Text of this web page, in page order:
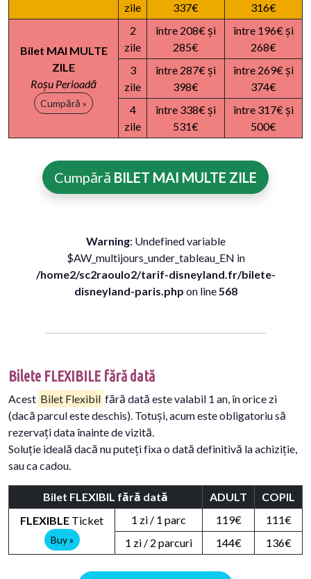
zile
337€
316€
Bilet MAI MULTE
ZILE
Roșu Perioadă
Cumpără »
2
zile
între 208€ și
285€
între 196€ și
268€
3
zile
între 287€ și
398€
între 269€ și
374€
4
zile
între 338€ și
531€
între 317€ și
500€
Cumpără BILET MAI MULTE ZILE
Warning: Undefined variable
$AW_multijours_under_tableau_EN in
/home2/sc2raoulo2/tarif-disneyland.fr/bilete-
disneyland-paris.php on line568
Bilete FLEXIBILE fără dată
Acest Bilet Flexibil fără dată este valabil 1 an, în orice zi
(dacă parcul este deschis). Totuși, acum este obligatoriu să
rezervați data înainte de vizită.
Soluție ideală dacă nu puteți fixa o dată definitivă la achiziție,
sau ca cadou.
Bilet FLEXIBIL fără dată ADULT
COPIL
FLEXIBLE Ticket
Buy »
1 zi / 1 parc 119€
111€
1 zi / 2 parcuri
144€ 136€